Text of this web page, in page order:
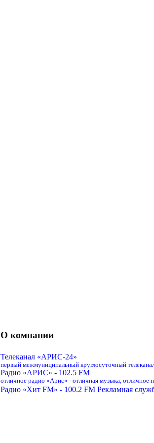
О компании
Телеканал «АРИС-24»
первый межмуниципальный круглосуточный
Радио «АРИС» - 102.5 FM
отличное радио «Арис» - отличная музыка, отличное
Радио «Хит FM» - 100.2 FM Рекламная